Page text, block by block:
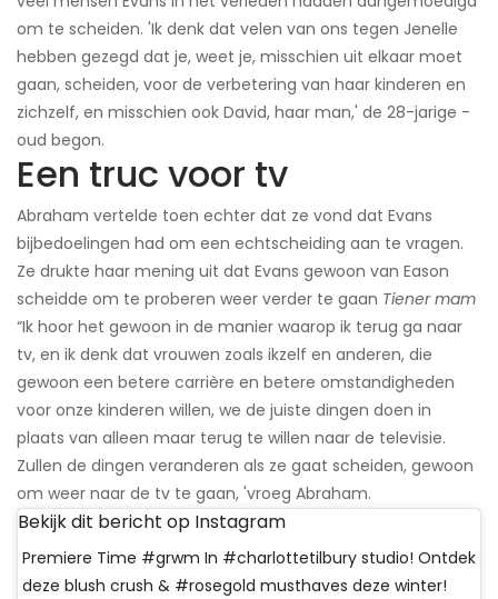
om te scheiden. 'Ik denk dat velen van ons tegen Jenelle
hebben gezegd dat je, weet je, misschien uit elkaar moet
gaan, scheiden, voor de verbetering van haar kinderen en
zichzelf, en misschien ook David, haar man,' de 28-jarige -
oud begon.
Een truc voor tv
Abraham vertelde toen echter dat ze vond dat Evans
bijbedoelingen had om een ​​echtscheiding aan te vragen.
Ze drukte haar mening uit dat Evans gewoon van Eason
scheidde om te proberen weer verder te gaan Tiener mam
“Ik hoor het gewoon in de manier waarop ik terug ga naar
tv, en ik denk dat vrouwen zoals ikzelf en anderen, die
gewoon een betere carrière en betere omstandigheden
voor onze kinderen willen, we de juiste dingen doen in
plaats van alleen maar terug te willen naar de televisie.
Zullen de dingen veranderen als ze gaat scheiden, gewoon
om weer naar de tv te gaan, 'vroeg Abraham.
Bekijk dit bericht op Instagram
Premiere Time #grwm In #charlottetilbury studio! Ontdek
deze blush crush & #rosegold musthaves deze winter!